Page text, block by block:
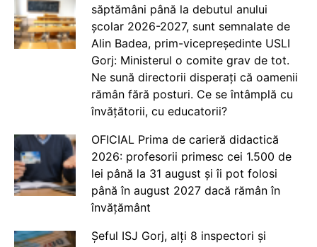
săptămâni până la debutul anului
școlar 2026-2027, sunt semnalate de
Alin Badea, prim-vicepreședinte USLI
Gorj: Ministerul o comite grav de tot.
Ne sună directorii disperați că oamenii
rămân fără posturi. Ce se întâmplă cu
învățătorii, cu educatorii?
OFICIAL Prima de carieră didactică
2026: profesorii primesc cei 1.500 de
lei până la 31 august și îi pot folosi
până în august 2027 dacă rămân în
învățământ
Șeful ISJ Gorj, alți 8 inspectori și